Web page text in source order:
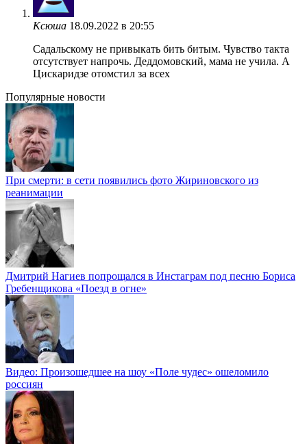
Ксюша 18.09.2022 в 20:55
Садальскому не привыкать бить битым. Чувство такта
отсутствует напрочь. Деддомовский, мама не учила. А
Цискаридзе отомстил за всех
Популярные новости
При смерти: в сети появились фото Жириновского из
реанимации
Дмитрий Нагиев попрощался в Инстаграм под песню Бориса
Гребенщикова «Поезд в огне»
Видео: Произошедшее на шоу «Поле чудес» ошеломило
россиян